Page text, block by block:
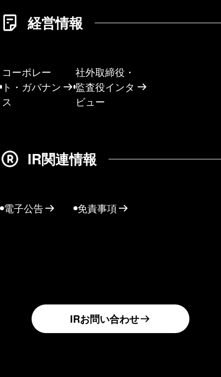
経営情報
コーポレー
ト・ガバナン
ス
社外取締役・
監査役インタ
ビュー
IR関連情報
電子公告 免責事項
IRお問い合わせ